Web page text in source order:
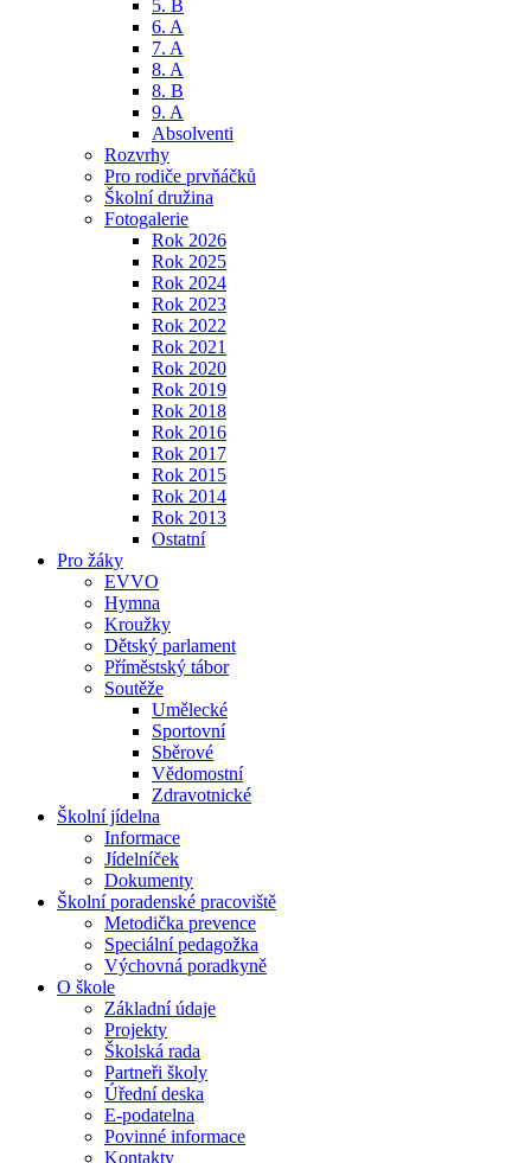
5. B
6. A
7. A
8. A
8. B
9. A
Absolventi
Rozvrhy
Pro rodiče prvňáčků
Školní družina
Fotogalerie
Rok 2026
Rok 2025
Rok 2024
Rok 2023
Rok 2022
Rok 2021
Rok 2020
Rok 2019
Rok 2018
Rok 2016
Rok 2017
Rok 2015
Rok 2014
Rok 2013
Ostatní
Pro žáky
EVVO
Hymna
Kroužky
Dětský parlament
Příměstský tábor
Soutěže
Umělecké
Sportovní
Sběrové
Vědomostní
Zdravotnické
Školní jídelna
Informace
Jídelníček
Dokumenty
Školní poradenské pracoviště
Metodička prevence
Speciální pedagožka
Výchovná poradkyně
O škole
Základní údaje
Projekty
Školská rada
Partneři školy
Úřední deska
E-podatelna
Povinné informace
Kontakty